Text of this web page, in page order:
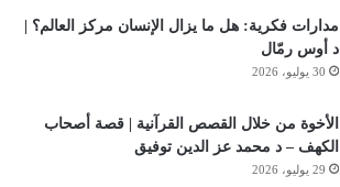
مدارات فكرية: هل ما يزال الإنسان مركز العالم؟ |
د أوس رمّال
30 يوليو، 2026
الأخوة من خلال القصص القرآنية | قصة أصحاب
الكهف – د محمد عز الدين توفيق
29 يوليو، 2026